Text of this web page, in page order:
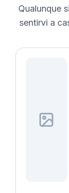
Qualunque
sentirvi a